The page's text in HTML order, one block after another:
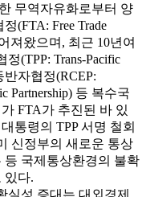
무역자유화로부터 양
(FTA: Free Trade
져왔으며, 최근 10년여
(TPP: Trans-Pacific
반자협정(RCEP:
Partnership) 등 복수국
FTA가 추진된 바 있
통령의 TPP 서명 철회
신정부의 새로운 통상
등 국제통상환경의 불확
있다.
실성 증대는 대외경제